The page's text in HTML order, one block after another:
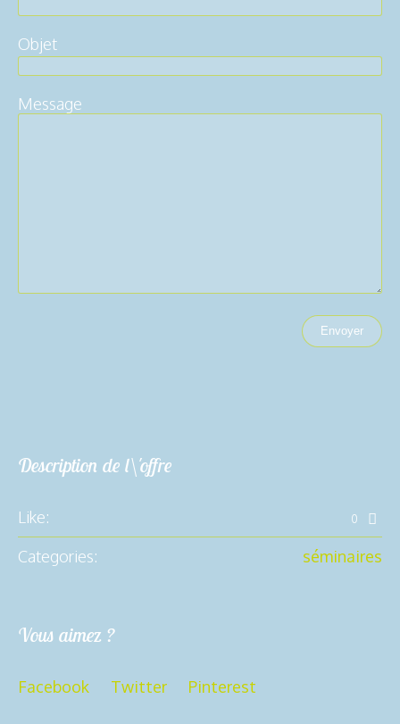
Objet
Message
Description de l\'offre
Like: 0
Categories: séminaires
Vous aimez ?
Facebook Twitter Pinterest